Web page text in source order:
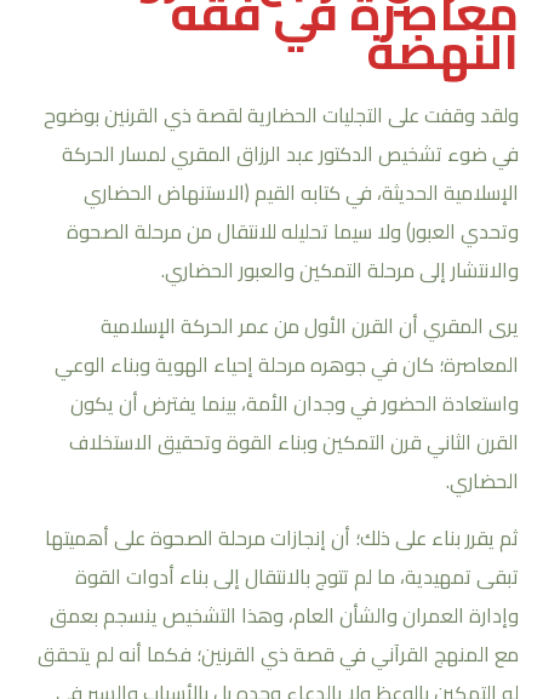
النهضة
ولقد وقفت على التجليات الحضارية لقصة ذي القرنين بوضوح
في ضوء تشخيص الدكتور عبد الرزاق المقري لمسار الحركة
الإسلامية الحديثة، في كتابه القيم (الاستنهاض الحضاري
وتحدي العبور) ولا سيما تحليله للانتقال من مرحلة الصحوة
والانتشار إلى مرحلة التمكين والعبور الحضاري.
يرى المقري أن القرن الأول من عمر الحركة الإسلامية
المعاصرة؛ كان في جوهره مرحلة إحياء الهوية وبناء الوعي
واستعادة الحضور في وجدان الأمة، بينما يفترض أن يكون
القرن الثاني قرن التمكين وبناء القوة وتحقيق الاستخلاف
الحضاري.
ثم يقرر بناء على ذلك؛ أن إنجازات مرحلة الصحوة على أهميتها
تبقى تمهيدية، ما لم تتوج بالانتقال إلى بناء أدوات القوة
وإدارة العمران والشأن العام، وهذا التشخيص ينسجم بعمق
مع المنهج القرآني في قصة ذي القرنين؛ فكما أنه لم يتحقق